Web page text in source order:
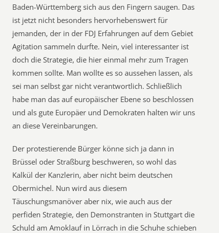
Baden-Württemberg sich aus den Fingern saugen. Das
ist jetzt nicht besonders hervorhebenswert für
jemanden, der in der FDJ Erfahrungen auf dem Gebiet
Agitation sammeln durfte. Nein, viel interessanter ist
doch die Strategie, die hier einmal mehr zum Tragen
kommen sollte. Man wollte es so aussehen lassen, als
sei man selbst gar nicht verantwortlich. Schließlich
habe man das auf europäischer Ebene so beschlossen
und als gute Europäer und Demokraten halten wir uns
an diese Vereinbarungen.
Der protestierende Bürger könne sich ja dann in
Brüssel oder Straßburg beschweren, so wohl das
Kalkül der Kanzlerin, aber nicht beim deutschen
Obermichel. Nun wird aus diesem
Täuschungsmanöver aber nix, wie auch aus der
perfiden Strategie, den Demonstranten in Stuttgart die
Schuld am Amoklauf in Lörrach in die Schuhe schieben